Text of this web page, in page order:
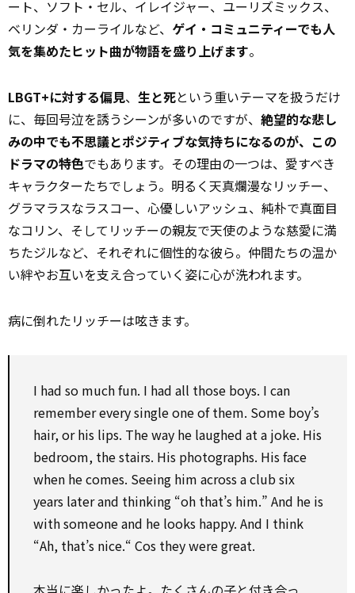
ート、ソフト・セル、イレイジャー、ユーリズミックス、
ベリンダ・カーライルなど、 ゲイ・コミュニティーでも人
気を集めたヒット曲が物語を盛り上げます。
LBGT+に対する偏見、 生と死という重いテーマを扱うだけ
に、毎回号泣を誘うシーンが多いのですが、 絶望的な悲し
みの中でも不思議とポジティブな気持ちになるのが、この
ドラマの特色でもあります。その理由の一つは、愛すべき
キャラクターたちでしょう。明るく天真爛漫なリッチー、
グラマラスなラスコー、心優しいアッシュ、純朴で真面目
なコリン、そしてリッチーの親友で天使のような慈愛に満
ちたジルなど、それぞれに個性的な彼ら。仲間たちの温か
い絆やお互いを支え合っていく姿に心が洗われます。
病に倒れたリッチーは呟きます。
I had so much fun. I had all those boys. I can
remember every single one of them. Some boy’s
hair, or his lips. The way he laughed at a joke. His
bedroom, the stairs. His photographs. His face
when he comes. Seeing him across a club six
years later and thinking “oh that’s him.” And he is
with someone and he looks happy. And I think
“Ah, that’s nice.“ Cos they were great.